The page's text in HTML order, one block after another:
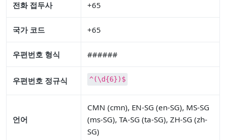
전화 접두사 +65
국가 코드 +65
우편번호 형식 ######
우편번호 정규식 ^(\d{6})$
언어
CMN (cmn), EN-SG (en-SG), MS-SG
(ms-SG), TA-SG (ta-SG), ZH-SG (zh-
SG)